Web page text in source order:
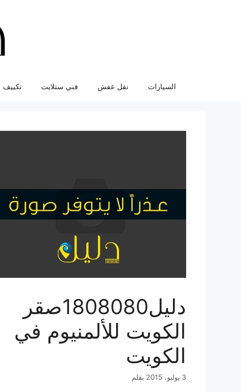
السيارات نقل عفش فني ستلايت تكييف
دليل1808080صقر
الكويت للألمنيوم في
الكويت
3 يوليو، 2015 بقلم